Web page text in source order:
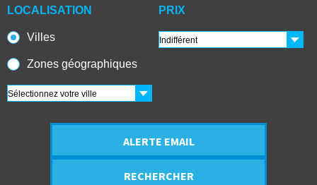
LOCALISATION
Villes
Zones géographiques
PRIX
ALERTE EMAIL
RECHERCHER